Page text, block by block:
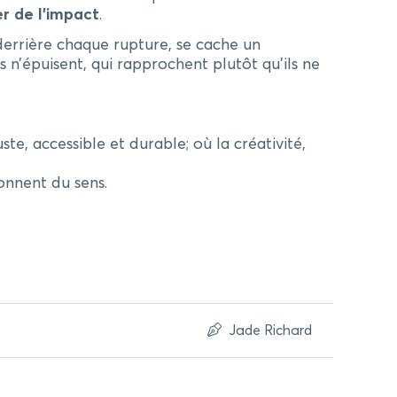
de l’impact.
chaque rupture, se cache un
qui rapprochent plutôt qu’ils ne
accessible et durable; où la créativité,
du sens.
Jade Richard